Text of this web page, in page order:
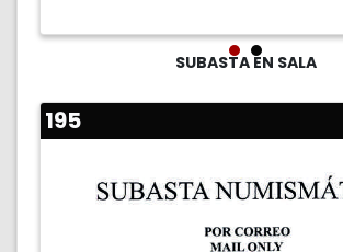
SUBASTA EN SALA
195